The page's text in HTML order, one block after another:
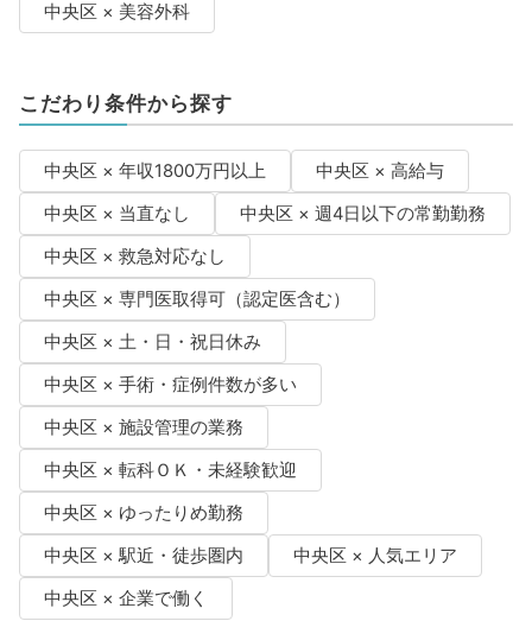
中央区 × 美容外科
こだわり条件から探す
中央区 × 年収1800万円以上
中央区 × 高給与
中央区 × 当直なし
中央区 × 週4日以下の常勤勤務
中央区 × 救急対応なし
中央区 × 専門医取得可（認定医含む）
中央区 × 土・日・祝日休み
中央区 × 手術・症例件数が多い
中央区 × 施設管理の業務
中央区 × 転科ＯＫ・未経験歓迎
中央区 × ゆったりめ勤務
中央区 × 駅近・徒歩圏内
中央区 × 人気エリア
中央区 × 企業で働く